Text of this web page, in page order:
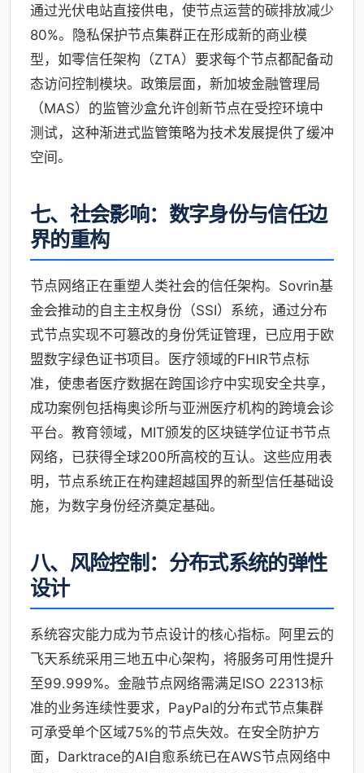
通过光伏电站直接供电，使节点运营的碳排放减少
80%。隐私保护节点集群正在形成新的商业模
型，如零信任架构（ZTA）要求每个节点都配备动
态访问控制模块。政策层面，新加坡金融管理局
（MAS）的监管沙盒允许创新节点在受控环境中
测试，这种渐进式监管策略为技术发展提供了缓冲
空间。
七、社会影响：数字身份与信任边
界的重构
节点网络正在重塑人类社会的信任架构。Sovrin基
金会推动的自主主权身份（SSI）系统，通过分布
式节点实现不可篡改的身份凭证管理，已应用于欧
盟数字绿色证书项目。医疗领域的FHIR节点标
准，使患者医疗数据在跨国诊疗中实现安全共享，
成功案例包括梅奥诊所与亚洲医疗机构的跨境会诊
平台。教育领域，MIT颁发的区块链学位证书节点
网络，已获得全球200所高校的互认。这些应用表
明，节点系统正在构建超越国界的新型信任基础设
施，为数字身份经济奠定基础。
八、风险控制：分布式系统的弹性
设计
系统容灾能力成为节点设计的核心指标。阿里云的
飞天系统采用三地五中心架构，将服务可用性提升
至99.999%。金融节点网络需满足ISO 22313标
准的业务连续性要求，PayPal的分布式节点集群
可承受单个区域75%的节点失效。在安全防护方
面，Darktrace的AI自愈系统已在AWS节点网络中